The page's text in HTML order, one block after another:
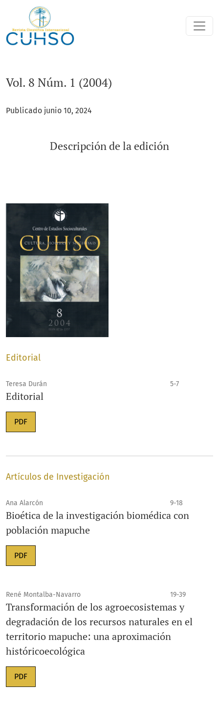
Vol. 8 Núm. 1 (2004)
Vol. 8 Núm. 1 (2004)
Publicado junio 10, 2024
Descripción de la edición
Editorial
Teresa Durán 5-7
Editorial
PDF
Artículos de Investigación
Ana Alarcón 9-18
Bioética de la investigación biomédica con
población mapuche
PDF
René Montalba-Navarro 19-39
Transformación de los agroecosistemas y
degradación de los recursos naturales en el
territorio mapuche: una aproximación
históricoecológica
PDF